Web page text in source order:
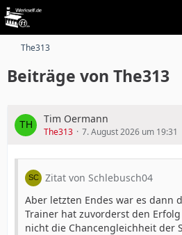
The313
Beiträge von The313
Tim Oermann
The313 7. August 2026 um 19:31
Zitat von Schlebusch04
Aber letzten Endes war es dann
Trainer hat zuvorderst den
nicht die Chancengleichheit der